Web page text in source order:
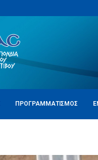
ΠΡΟΓΡΑΜΜΑΤΙΣΜΌΣ